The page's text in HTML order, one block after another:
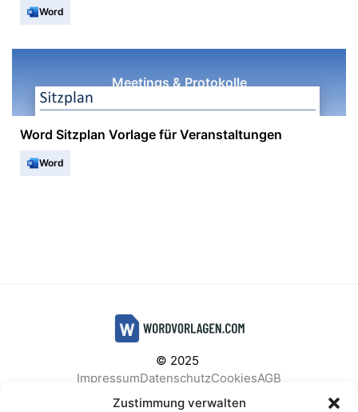
Zustimmung verwalten
Word
Meetings & Protokolle
Word Sitzplan Vorlage für Veranstaltungen
Word
© 2025
ImpressumDatenschutzCookiesAGB
Facebook
Instagram